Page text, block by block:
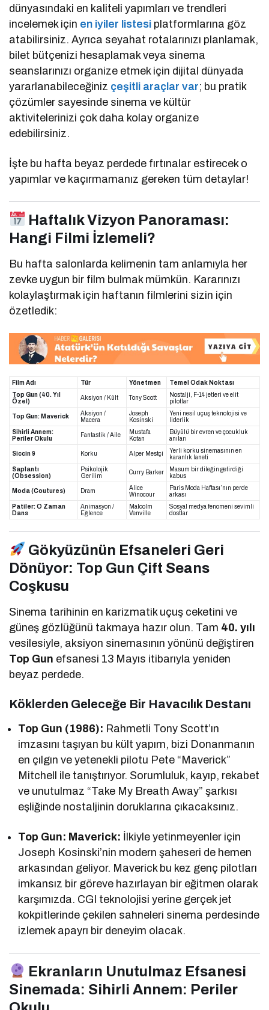
dünyasındaki en kaliteli yapımları ve trendleri
incelemek için en iyiler listesi platformlarına göz
atabilirsiniz. Ayrıca seyahat rotalarınızı planlamak,
bilet bütçenizi hesaplamak veya sinema
seanslarınızı organize etmek için dijital dünyada
yararlanabileceğiniz çeşitli araçlar var; bu pratik
çözümler sayesinde sinema ve kültür
aktivitelerinizi çok daha kolay organize
edebilirsiniz.
İşte bu hafta beyaz perdede fırtınalar estirecek o
yapımlar ve kaçırmamanız gereken tüm detaylar!
Haftalık Vizyon Panoraması:
Hangi Filmi İzlemeli?
Bu hafta salonlarda kelimenin tam anlamıyla her
zevke uygun bir film bulmak mümkün. Kararınızı
kolaylaştırmak için haftanın filmlerini sizin için
özetledik:
Film Adı Tür Yönetmen
Temel Odak Noktası
Top Gun (40. Yıl
Özel)
Aksiyon / Kült Tony Scott
Nostalji, F-14 jetleri ve elit
pilotlar
Top Gun: Maverick
Aksiyon /
Macera
Joseph
Kosinski
Yeni nesil uçuş teknolojisi ve
liderlik
Sihirli Annem:
Periler Okulu
Fantastik / Aile
Mustafa
Kotan
Büyülü bir evren ve çocukluk
anıları
Siccin 9 Korku Alper Mestçi
Yerli korku sinemasının en
karanlık laneti
Saplantı
(Obsession)
Psikolojik
Gerilim
Curry Barker
Masum bir dileğin getirdiği
kabus
Moda (Coutures) Dram
Alice
Winocour
Paris Moda Haftası’nın perde
arkası
Patiler: O Zaman
Dans
Animasyon /
Eğlence
Malcolm
Venville
Sosyal medya fenomeni sevimli
dostlar
Gökyüzünün Efsaneleri Geri
Dönüyor: Top Gun Çift Seans
Coşkusu
Sinema tarihinin en karizmatik uçuş ceketini ve
güneş gözlüğünü takmaya hazır olun. Tam 40. yılı
vesilesiyle, aksiyon sinemasının yönünü değiştiren
Top Gun efsanesi 13 Mayıs itibarıyla yeniden
beyaz perdede.
Köklerden Geleceğe Bir Havacılık Destanı
Top Gun (1986): Rahmetli Tony Scott’ın
imzasını taşıyan bu kült yapım, bizi Donanmanın
en çılgın ve yetenekli pilotu Pete “Maverick”
Mitchell ile tanıştırıyor. Sorumluluk, kayıp, rekabet
ve unutulmaz “Take My Breath Away” şarkısı
eşliğinde nostaljinin doruklarına çıkacaksınız.
Top Gun: Maverick: İlkiyle yetinmeyenler için
Joseph Kosinski’nin modern şaheseri de hemen
arkasından geliyor. Maverick bu kez genç pilotları
imkansız bir göreve hazırlayan bir eğitmen olarak
karşımızda. CGI teknolojisi yerine gerçek jet
kokpitlerinde çekilen sahneleri sinema perdesinde
izlemek apayrı bir deneyim olacak.
Ekranların Unutulmaz Efsanesi
Sinemada: Sihirli Annem: Periler